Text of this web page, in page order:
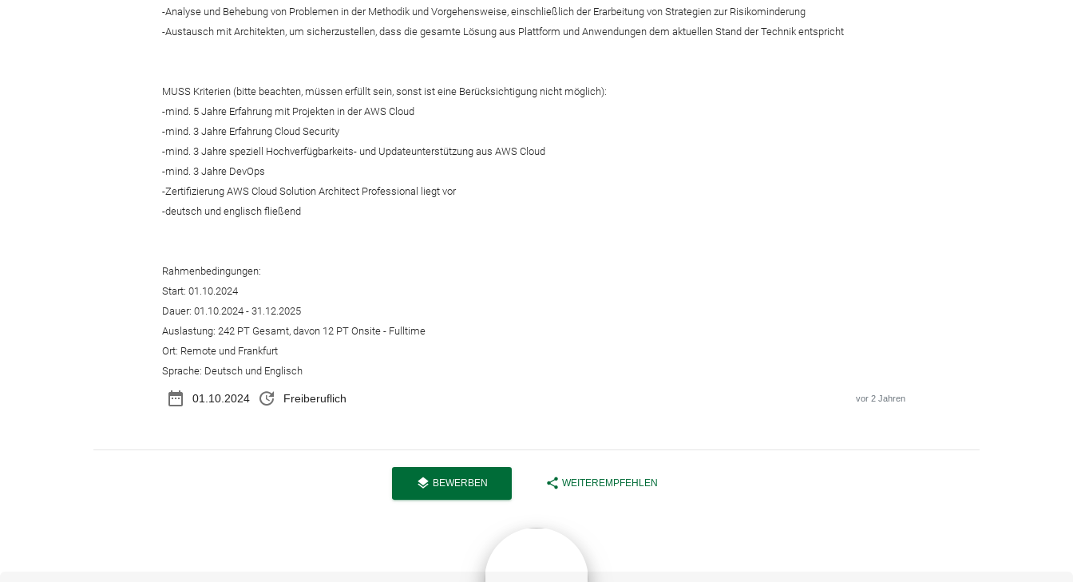
-Analyse und Behebung von Problemen in der Methodik und Vorgehensweise, einschließlich der Erarbeitung von Strategien zur Risikominderung
-Austausch mit Architekten, um sicherzustellen, dass die gesamte Lösung aus Plattform und Anwendungen dem aktuellen Stand der Technik entspricht
MUSS Kriterien (bitte beachten, müssen erfüllt sein, sonst ist eine Berücksichtigung nicht möglich):
-mind. 5 Jahre Erfahrung mit Projekten in der AWS Cloud
-mind. 3 Jahre Erfahrung Cloud Security
-mind. 3 Jahre speziell Hochverfügbarkeits- und Updateunterstützung aus AWS Cloud
-mind. 3 Jahre DevOps
-Zertifizierung AWS Cloud Solution Architect Professional liegt vor
-deutsch und englisch fließend
Rahmenbedingungen:
Start: 01.10.2024
Dauer: 01.10.2024 - 31.12.2025
Auslastung: 242 PT Gesamt, davon 12 PT Onsite - Fulltime
Ort: Remote und Frankfurt
Sprache: Deutsch und Englisch
date_range 01.10.2024 update Freiberuflich vor 2 Jahren
layers BEWERBEN share WEITEREMPFEHLEN